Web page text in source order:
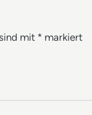
mit * markiert